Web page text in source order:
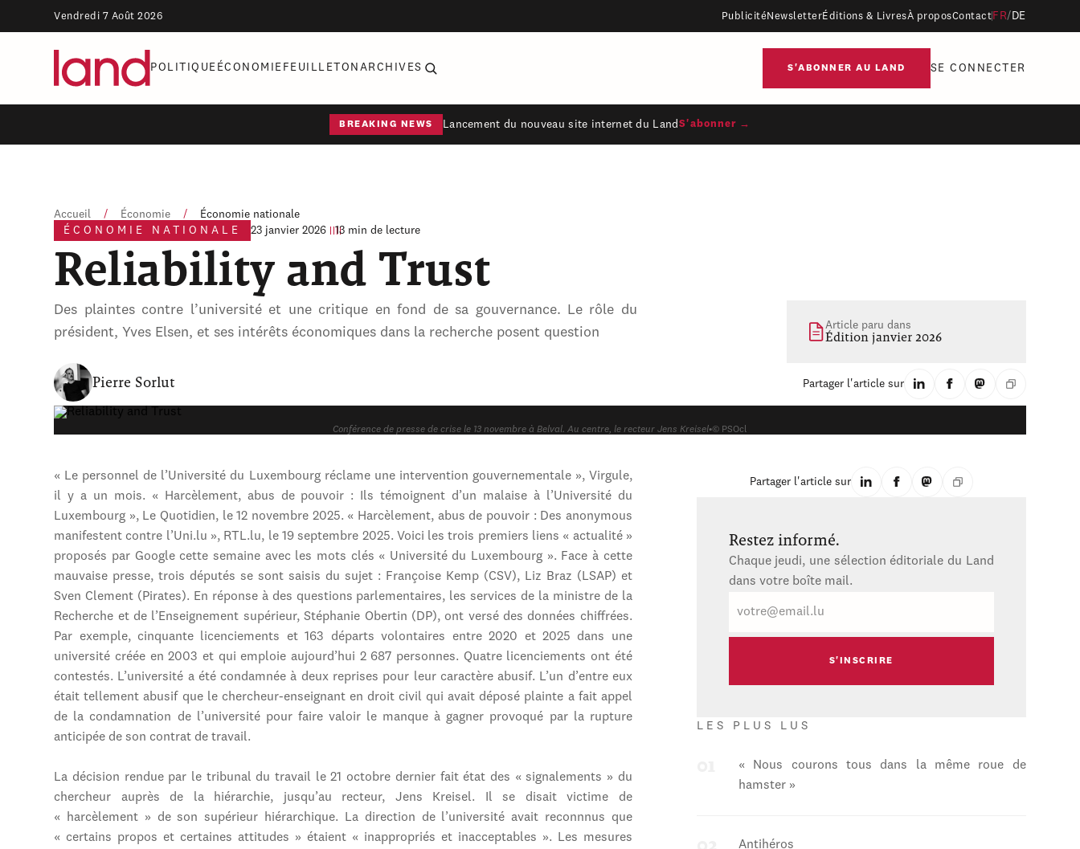
Vendredi 7 Août 2026 Publicité NewsletterÉditions & LivresÀ proposContact FR/ DE
POLITIQUE ÉCONOMIE FEUILLETON ARCHIVES S'ABONNER AU LAND SE CONNECTER
BREAKING NEWS Lancement du nouveau site internet du Land S'abonner →
Accueil / Économie /
Économie nationale
ÉCONOMIE NATIONALE
23 janvier 2026 13 min de lecture
Reliability and Trust
Des plaintes contre l’université et une critique en fond de sa gouvernance. Le rôle du
président, Yves Elsen, et ses intérêts économiques dans la recherche posent question
Article paru dans
Édition janvier 2026
Pierre Sorlut Partager l'article sur
Conférence de presse de crise le 13 novembre à Belval. Au centre, le recteur Jens Kreisel•© PSOcl
« Le personnel de l’Université du Luxembourg réclame une intervention gouvernementale », Virgule,
il y a un mois. « Harcèlement, abus de pouvoir : Ils témoignent d’un malaise à l’Université du
Luxembourg », Le Quotidien, le 12 novembre 2025. « Harcèlement, abus de pouvoir : Des anonymous
manifestent contre l’Uni.lu », RTL.lu, le 19 septembre 2025. Voici les trois premiers liens « actualité »
proposés par Google cette semaine avec les mots clés « Université du Luxembourg ». Face à cette
mauvaise presse, trois députés se sont saisis du sujet : Françoise Kemp (CSV), Liz Braz (LSAP) et
Sven Clement (Pirates). En réponse à des questions parlementaires, les services de la ministre de la
Recherche et de l’Enseignement supérieur, Stéphanie Obertin (DP), ont versé des données chiffrées.
Par exemple, cinquante licenciements et 163 départs volontaires entre 2020 et 2025 dans une
université créée en 2003 et qui emploie aujourd’hui 2 687 personnes. Quatre licenciements ont été
contestés. L’université a été condamnée à deux reprises pour leur caractère abusif. L’un d’entre eux
était tellement abusif que le chercheur-enseignant en droit civil qui avait déposé plainte a fait appel
de la condamnation de l’université pour faire valoir le manque à gagner provoqué par la rupture
anticipée de son contrat de travail.
La décision rendue par le tribunal du travail le 21 octobre dernier fait état des « signalements » du
chercheur auprès de la hiérarchie, jusqu’au recteur, Jens Kreisel. Il se disait victime de
« harcèlement » de son supérieur hiérarchique. La direction de l’université avait reconnnus que
« certains propos et certaines attitudes » étaient « inappropriés et inacceptables ». Les mesures
Partager l'article sur
Restez informé.
Chaque jeudi, une sélection éditoriale du Land
dans votre boîte mail.
mail
LES PLUS LUS
« Nous courons tous dans la même roue de
hamster »
Antihéros